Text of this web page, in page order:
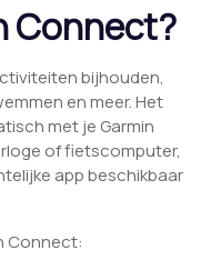
Connect?
bijhouden,
en meer. Het
met je Garmin
of fietscomputer,
app beschikbaar
Connect: